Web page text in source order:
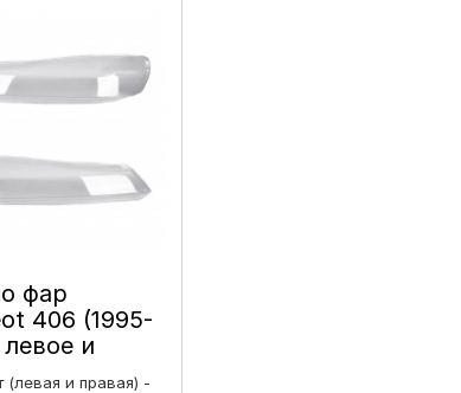
фар
406 (1995-
и
(левая и правая) -